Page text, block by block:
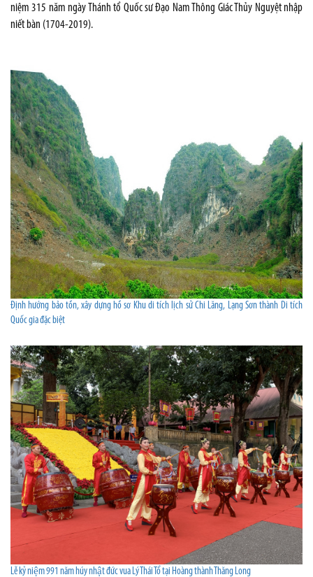
niệm 315 năm ngày Thánh tổ Quốc sư Đạo Nam Thông Giác Thủy Nguyệt nhập
niết bàn (1704-2019).
Định hướng bảo tồn, xây dựng hồ sơ Khu di tích lịch sử Chi Lăng, Lạng Sơn thành Di tích
Quốc gia đặc biệt
Lễ kỷ niệm 991 năm húy nhật đức vua Lý Thái Tổ tại Hoàng thành Thăng Long